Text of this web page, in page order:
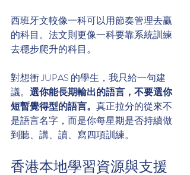
西班牙文較像一科可以用節奏管理去贏
的科目。法文則更像一科要靠系統訓練
去穩步爬升的科目。
對想衝 JUPAS 的學生，我只給一句建
議。 選你能長期輸出的語言，不要選你
短暫覺得型的語言。 真正拉分的從來不
是語言名字，而是你每星期是否持續做
到聽、講、讀、寫四項訓練。
香港本地學習資源與支援